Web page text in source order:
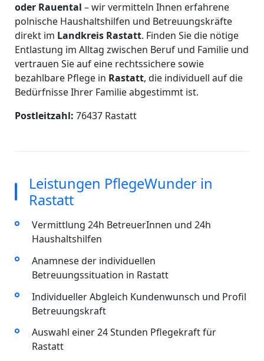
oder Rauental – wir vermitteln Ihnen erfahrene
polnische Haushaltshilfen und Betreuungskräfte
direkt im Landkreis Rastatt. Finden Sie die nötige
Entlastung im Alltag zwischen Beruf und Familie und
vertrauen Sie auf eine rechtssichere sowie
bezahlbare Pflege in Rastatt, die individuell auf die
Bedürfnisse Ihrer Familie abgestimmt ist.
Postleitzahl: 76437 Rastatt
Leistungen PflegeWunder in
Rastatt
Vermittlung 24h BetreuerInnen und 24h
Haushaltshilfen
Anamnese der individuellen
Betreuungssituation in Rastatt
Individueller Abgleich Kundenwunsch und Profil
Betreuungskraft
Auswahl einer 24 Stunden Pflegekraft für
Rastatt